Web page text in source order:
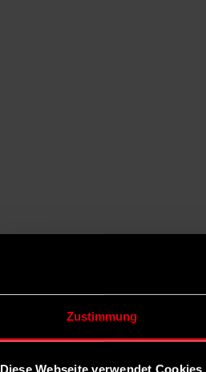
Zustimmung
Diese Webseite verwendet Cookies